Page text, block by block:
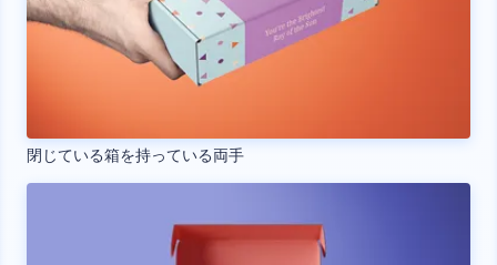
閉じている箱を持っている両手